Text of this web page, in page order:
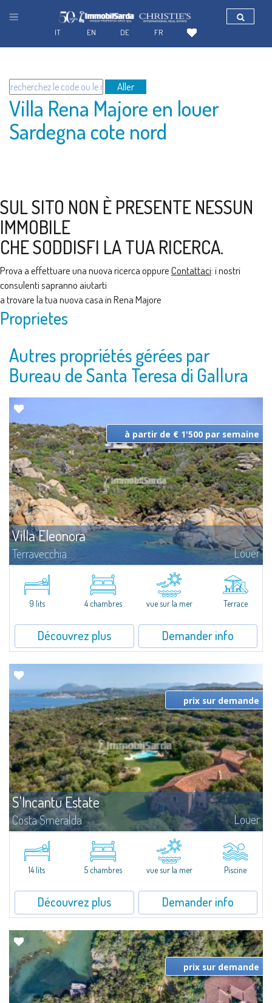
Aller
Villa Rena Majore en louer
Sardegna cote nord
SUL SITO NON È PRESENTE NESSUN
IMMOBILE
CHE SODDISFI LA TUA RICERCA.
Prova a effettuare una nuova ricerca oppureContattaci: i nostri
consulenti sapranno aiutarti
a trovare la tua nuova casa in Rena Majore
Proprietes
Autres propriétés gérées par
Bureau de Santa Teresa di Gallura
Villa Eleonora
Terravecchia Louer
Villa de charme, en bordure de mer, sur un terrain de 10.000 m2 de
maquis méditerranéen, surplombant la magnifique baie de Terravecchia. A
deux pas du centre de Santa Teresa di Gallura, se dresse Terravecchia sur
à partir de € 1'500 par semaine
9 lits 4 chambres vue sur la mer Terrace
Découvrez plus Demander info
S'Incantu Estate
Costa Smeralda Louer
Superbe villa au style typique de la Gallura, caractérisant toutes les plus
belles demeures de la Costa Smeralda.Sur les vertes collines de San
Pantaleo, position exceptionnelle et discrète, Villa Aglentina jouit d'une...
prix sur demande
14 lits 5 chambres vue sur la mer Piscine
Découvrez plus Demander info
prix sur demande
FR
DE
EN
IT